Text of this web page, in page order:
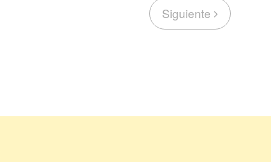
Siguiente